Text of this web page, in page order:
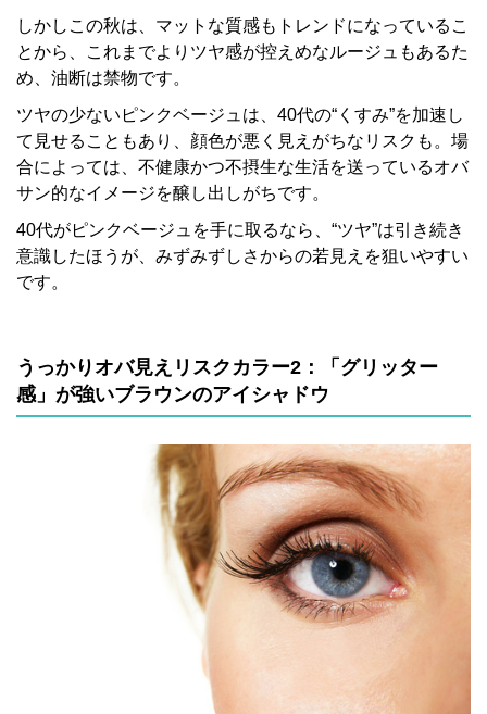
しかしこの秋は、マットな質感もトレンドになっているこ
とから、これまでよりツヤ感が控えめなルージュもあるた
め、油断は禁物です。
ツヤの少ないピンクベージュは、40代の“くすみ”を加速し
て見せることもあり、顔色が悪く見えがちなリスクも。場
合によっては、不健康かつ不摂生な生活を送っているオバ
サン的なイメージを醸し出しがちです。
40代がピンクベージュを手に取るなら、“ツヤ”は引き続き
意識したほうが、みずみずしさからの若見えを狙いやすい
です。
うっかりオバ見えリスクカラー2：「グリッター
感」が強いブラウンのアイシャドウ